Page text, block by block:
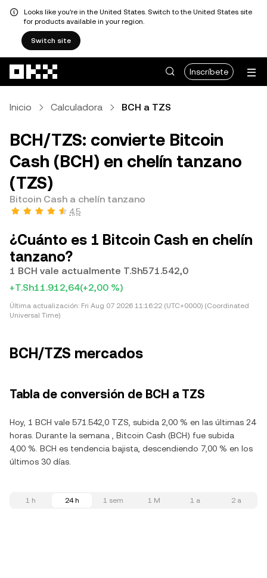
Looks like you're in the United States. Switch to the United States site
for products available in your region.
Switch site
Inscríbete
Inicio Calculadora BCH a TZS
BCH/TZS: convierte Bitcoin
Cash (BCH) en chelín tanzano
(TZS)
Bitcoin Cash a chelín tanzano
4,5
¿Cuánto es 1 Bitcoin Cash en chelín
tanzano?
1 BCH vale actualmente T.Sh571.542,0
+T.Sh11.912,64(+2,00 %)
Última actualización: Fri Aug 07 2026 11:16:22 (UTC+0000) (Coordinated
Universal Time)
BCH/TZS mercados
Tabla de conversión de BCH a TZS
Hoy, 1 BCH vale 571.542,0 TZS, subida 2,00 % en las últimas 24
horas. Durante la semana , Bitcoin Cash (BCH) fue subida
4,00 %. BCH es tendencia bajista, descendiendo 7,00 % en los
últimos 30 días.
1 h 24 h 1 sem 1 M 1 a 2 a